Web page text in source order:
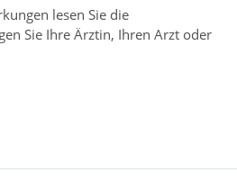
lesen Sie die
Sie Ihre Ärztin, Ihren Arzt oder